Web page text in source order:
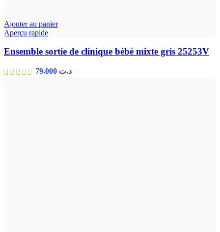
Ajouter au panier
Aperçu rapide
Ensemble sortie de clinique bébé mixte gris 25253V
د.ت